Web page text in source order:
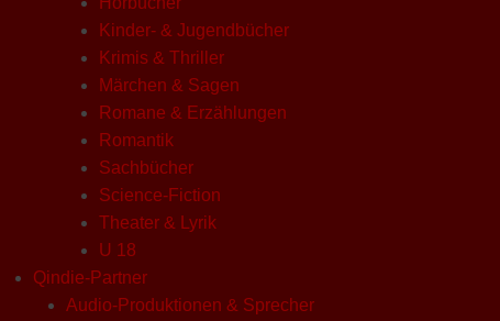
Kinder- & Jugendbücher
Krimis & Thriller
Märchen & Sagen
Romane & Erzählungen
Romantik
Sachbücher
Science-Fiction
Theater & Lyrik
U 18
Qindie-Partner
Audio-Produktionen & Sprecher